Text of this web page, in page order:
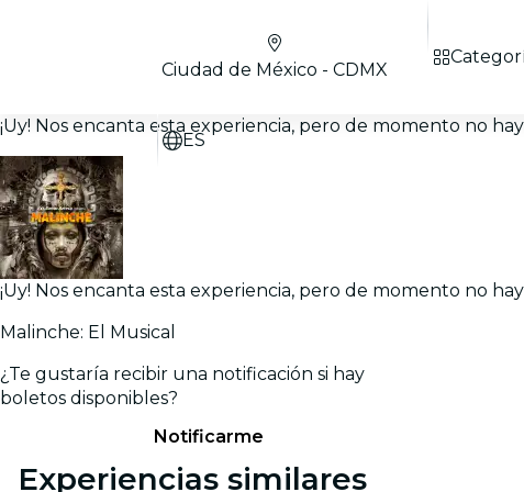
Ciudad de México - CDMX
ES
¡Uy! Nos encanta esta experiencia, pero de momento no
¡Uy! Nos encanta esta experiencia, pero de momento no
Malinche: El Musical
¿Te gustaría recibir una notificación si hay
boletos disponibles?
Notificarme
Experiencias similares